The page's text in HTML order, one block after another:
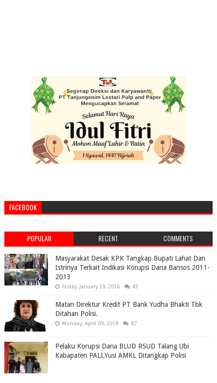
FACEBOOK
POPULAR RECENT COMMENTS
Masyarakat Desak KPK Tangkap Bupati Lahat Dan
Istrinya Terkait Indikasi Korupsi Dana Bansos 2011-
2013
Friday, January 29, 2016 43
Matan Direktur Kredit PT Bank Yudha Bhakti Tbk
Ditahan Polisi.
Monday, April 09, 2018 87
Pelaku Korupsi Dana BLUD RSUD Talang Ubi
Kabapaten PALI,Yusi AMKL Ditangkap Polisi